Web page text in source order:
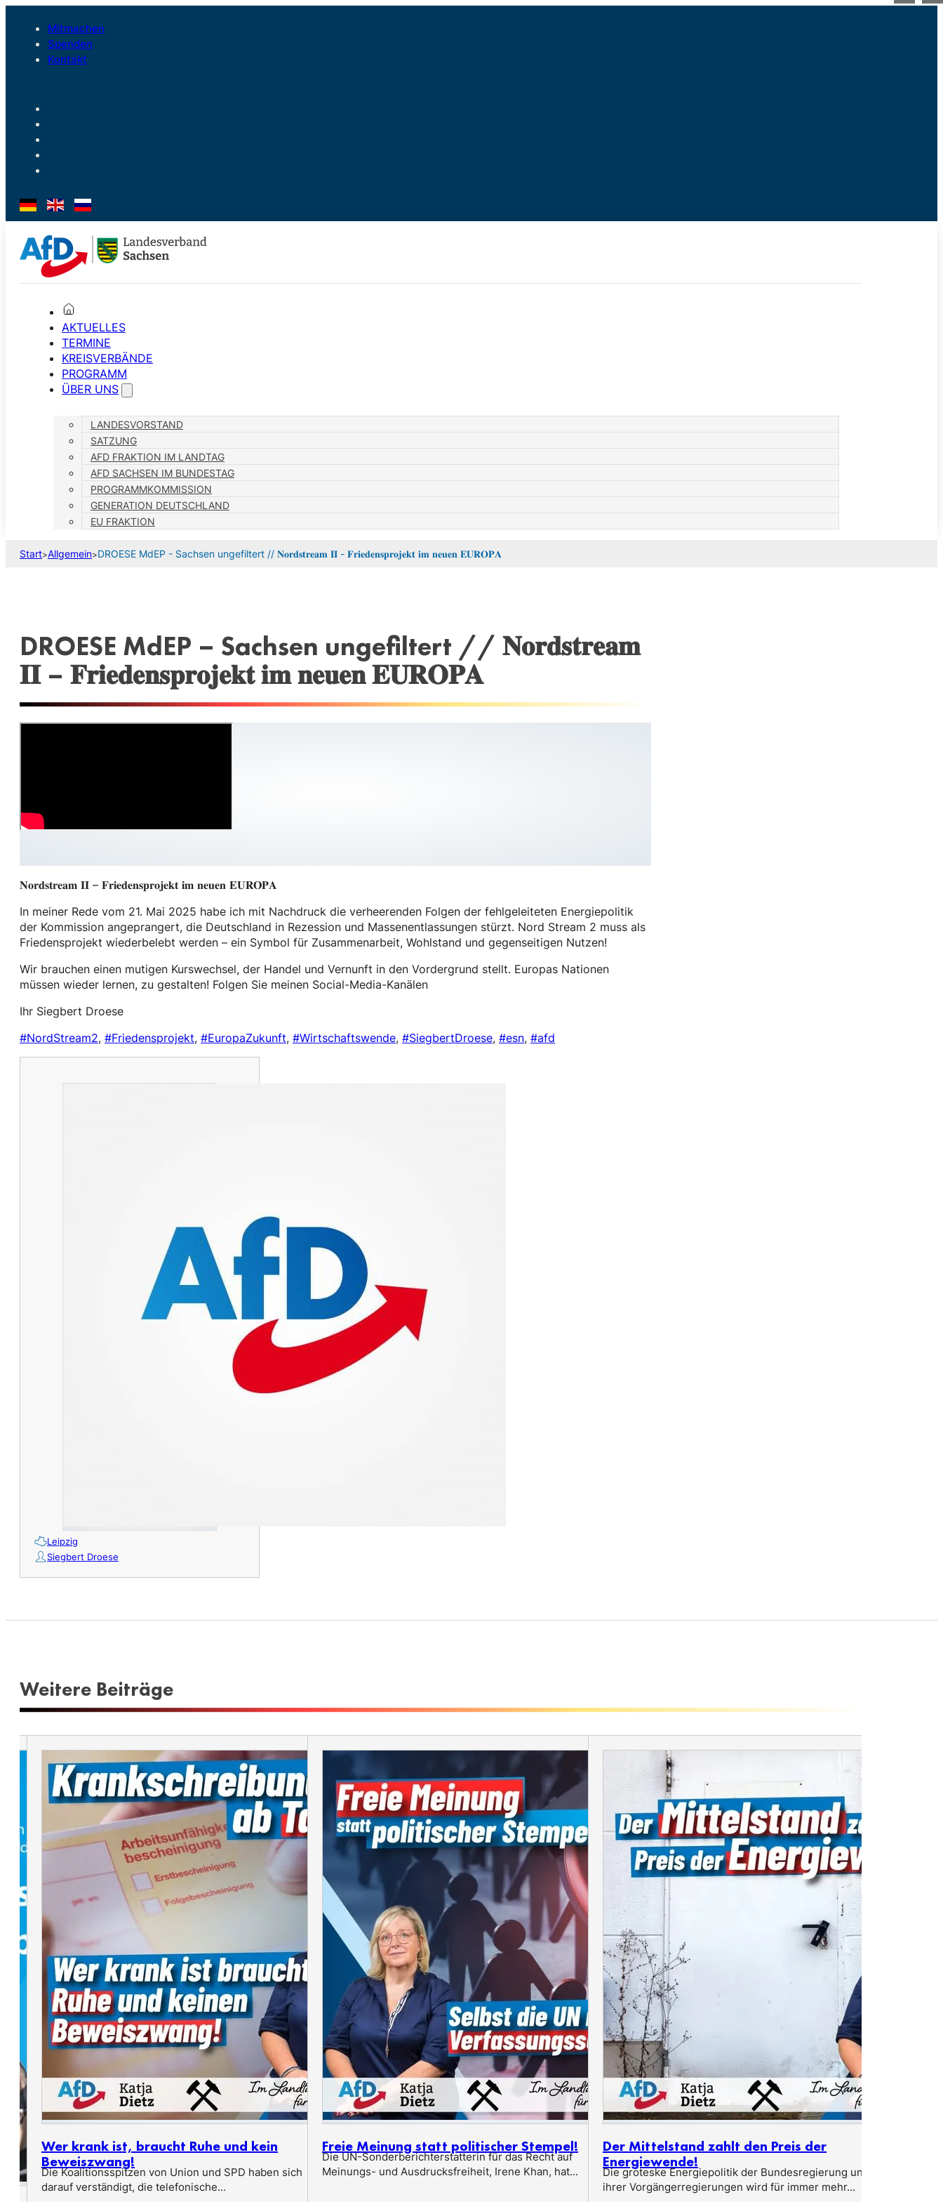
Mitmachen
Spenden
Kontakt
AKTUELLES
TERMINE
KREISVERBÄNDE
PROGRAMM
ÜBER UNS
LANDESVORSTAND
SATZUNG
AFD FRAKTION IM LANDTAG
AFD SACHSEN IM BUNDESTAG
PROGRAMMKOMMISSION
GENERATION DEUTSCHLAND
EU FRAKTION
Start>Allgemein>DROESE MdEP - Sachsen ungefiltert // 𝐍𝐨𝐫𝐝𝐬𝐭𝐫𝐞𝐚𝐦 𝐈𝐈 - 𝐅𝐫𝐢𝐞𝐝𝐞𝐧𝐬𝐩𝐫𝐨𝐣𝐞𝐤𝐭 𝐢𝐦 𝐧𝐞𝐮𝐞𝐧 𝐄𝐔𝐑𝐎𝐏𝐀
DROESE MdEP – Sachsen ungefiltert // 𝐍𝐨𝐫𝐝𝐬𝐭𝐫𝐞𝐚𝐦
𝐈𝐈 – 𝐅𝐫𝐢𝐞𝐝𝐞𝐧𝐬𝐩𝐫𝐨𝐣𝐞𝐤𝐭 𝐢𝐦 𝐧𝐞𝐮𝐞𝐧 𝐄𝐔𝐑𝐎𝐏𝐀
𝐍𝐨𝐫𝐝𝐬𝐭𝐫𝐞𝐚𝐦 𝐈𝐈 – 𝐅𝐫𝐢𝐞𝐝𝐞𝐧𝐬𝐩𝐫𝐨𝐣𝐞𝐤𝐭 𝐢𝐦 𝐧𝐞𝐮𝐞𝐧 𝐄𝐔𝐑𝐎𝐏𝐀
In meiner Rede vom 21. Mai 2025 habe ich mit Nachdruck die verheerenden Folgen der fehlgeleiteten Energiepolitik
der Kommission angeprangert, die Deutschland in Rezession und Massenentlassungen stürzt. Nord Stream 2 muss als
Friedensprojekt wiederbelebt werden – ein Symbol für Zusammenarbeit, Wohlstand und gegenseitigen Nutzen!
Wir brauchen einen mutigen Kurswechsel, der Handel und Vernunft in den Vordergrund stellt. Europas Nationen
müssen wieder lernen, zu gestalten! Folgen Sie meinen Social-Media-Kanälen
Ihr Siegbert Droese
#NordStream2, #Friedensprojekt, #EuropaZukunft, #Wirtschaftswende, #SiegbertDroese, #esn, #afd
Leipzig
Siegbert Droese
Weitere Beiträge
Wer krank ist, braucht Ruhe und kein
Beweiszwang!
Die Koalitionsspitzen von Union und SPD haben sich
darauf verständigt, die telefonische...
Freie Meinung statt politischer Stempel!
Die UN-Sonderberichterstatterin für das Recht auf
Meinungs- und Ausdrucksfreiheit, Irene Khan, hat...
Der Mittelstand zahlt den Preis der
Energiewende!
Die groteske Energiepolitik der Bundesregierung und
ihrer Vorgängerregierungen wird für immer mehr...